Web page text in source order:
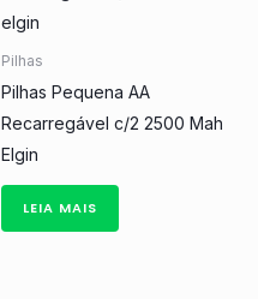
Pilhas
Pilhas Pequena AA
Recarregável c/2 2500 Mah
Elgin
LEIA MAIS